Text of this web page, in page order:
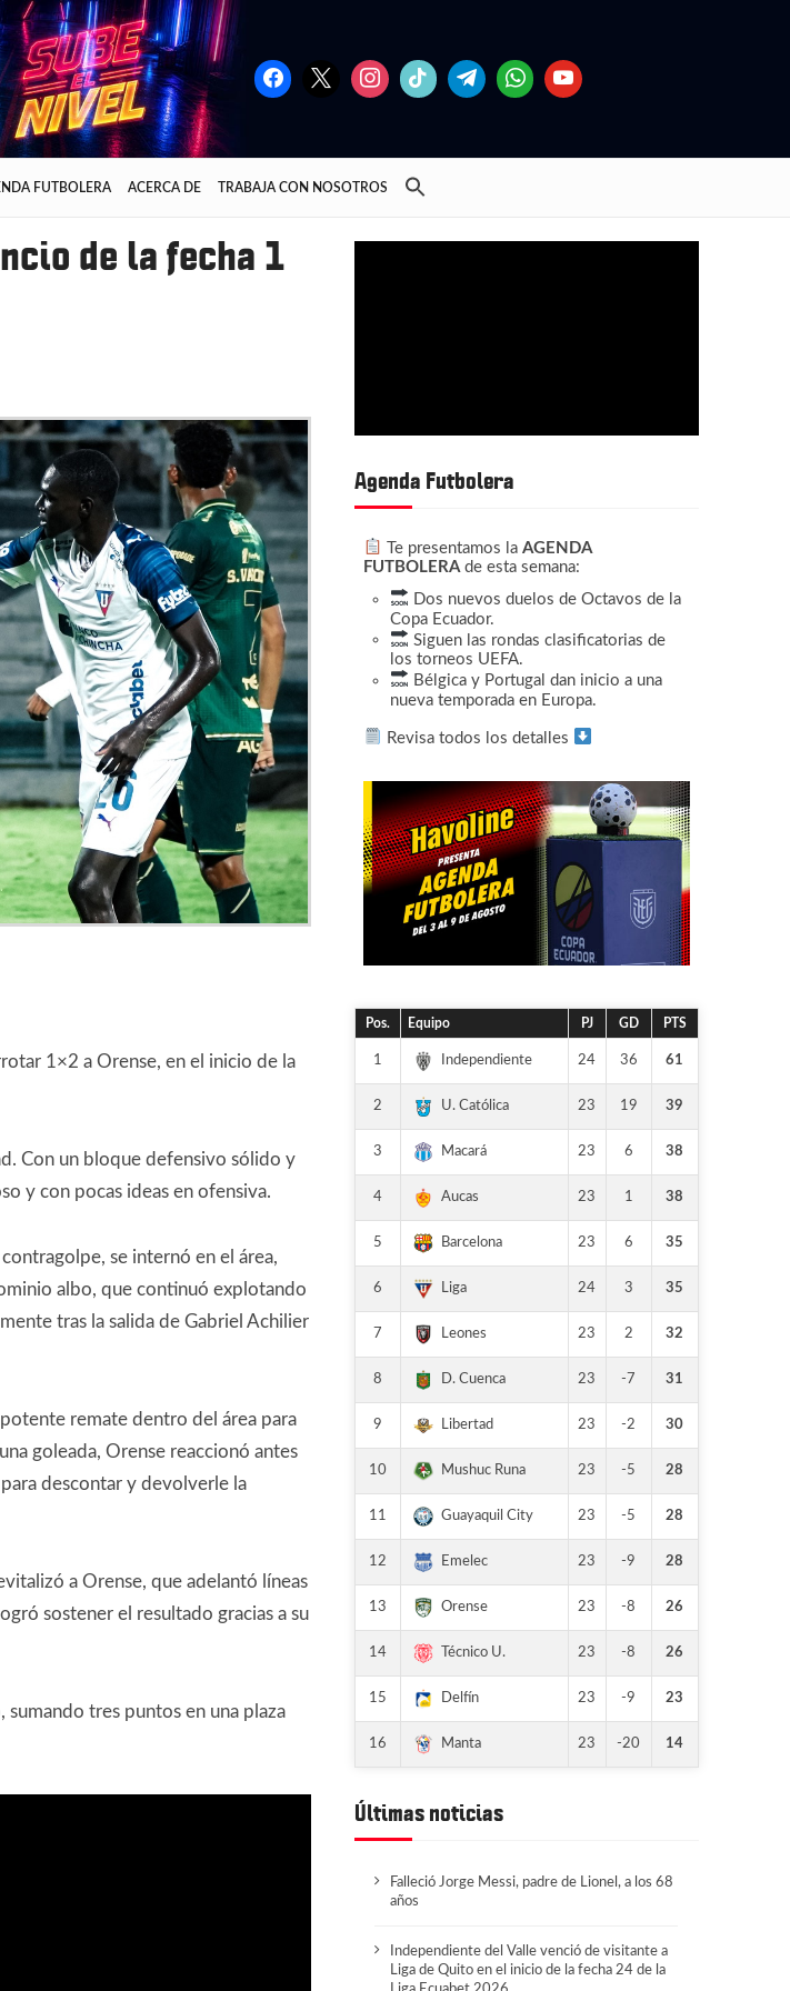
FUTBOLERA ACERCA DE TRABAJA CON NOSOTROS
de la fecha 1
1×2 a Orense, en el inicio de la
Con un bloque defensivo sólido y
y con pocas ideas en ofensiva.
se internó en el área,
albo, que continuó explotando
tras la salida de Gabriel Achilier
remate dentro del área para
goleada, Orense reaccionó antes
descontar y devolverle la
a Orense, que adelantó líneas
sostener el resultado gracias a su
tres puntos en una plaza
Agenda Futbolera
Te presentamos la AGENDA
FUTBOLERAde esta semana:
Dos nuevos duelos de Octavos de la
Copa Ecuador.
Siguen las rondas clasificatorias de
los torneos UEFA.
Bélgica y Portugal dan inicio a una
nueva temporada en Europa.
Revisa todos los detalles
Pos. Equipo PJ GD PTS
1 Independiente 24 36 61
2 U. Católica 23 19 39
3 Macará 23 6 38
4 Aucas 23 1 38
5 Barcelona 23 6 35
6 Liga 24 3 35
7 Leones 23 2 32
8 D. Cuenca 23 -7 31
9 Libertad 23 -2 30
10 Mushuc Runa 23 -5 28
11 Guayaquil City 23 -5 28
12 Emelec 23 -9 28
13 Orense 23 -8 26
14 Técnico U. 23 -8 26
15 Delfín 23 -9 23
16 Manta 23 -20 14
Últimas noticias
Falleció Jorge Messi, padre de Lionel, a los 68
años
Independiente del Valle venció de visitante a
Liga de Quito en el inicio de la fecha 24 de la